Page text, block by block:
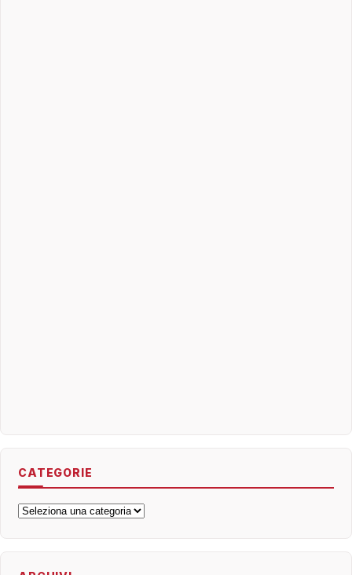
CATEGORIE
Categorie